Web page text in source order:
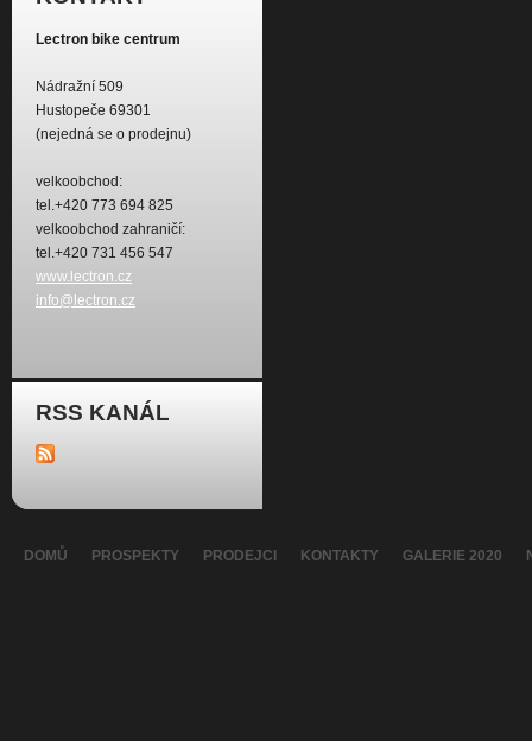
Lectron bike centrum
Nádražní 509
Hustopeče 69301
(nejedná se o prodejnu)
velkoobchod:
tel.+420 773 694 825
velkoobchod zahraničí:
tel.+420 731 456 547
www.lectron.cz
info@lectron.cz
RSS KANÁL
DOMŮ PROSPEKTY PRODEJCI KONTAKTY GALERIE 2020